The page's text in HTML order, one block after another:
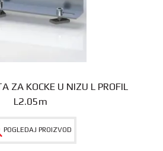
ZA KOCKE U NIZU L PROFIL
L2.05m
POGLEDAJ PROIZVOD